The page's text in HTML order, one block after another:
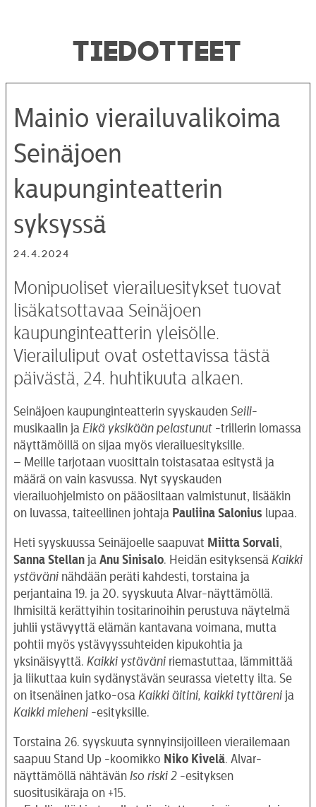
TIEDOTTEET
Mainio vierailuvalikoima
Seinäjoen
kaupunginteatterin
syksyssä
24.4.2024
Monipuoliset vierailuesitykset tuovat
lisäkatsottavaa Seinäjoen
kaupunginteatterin yleisölle.
Vierailuliput ovat ostettavissa tästä
päivästä, 24. huhtikuuta alkaen.
Seinäjoen kaupunginteatterin syyskauden Seili-
musikaalin ja Eikä yksikään pelastunut -trillerin lomassa
näyttämöillä on sijaa myös vierailuesityksille.
– Meille tarjotaan vuosittain toistasataa esitystä ja
määrä on vain kasvussa. Nyt syyskauden
vierailuohjelmisto on pääosiltaan valmistunut, lisääkin
on luvassa, taiteellinen johtaja Pauliina Salonius lupaa.
Heti syyskuussa Seinäjoelle saapuvat Miitta Sorvali,
Sanna Stellan ja Anu Sinisalo. Heidän esityksensä Kaikki
ystäväni nähdään peräti kahdesti, torstaina ja
perjantaina 19. ja 20. syyskuuta Alvar-näyttämöllä.
Ihmisiltä kerättyihin tositarinoihin perustuva näytelmä
juhlii ystävyyttä elämän kantavana voimana, mutta
pohtii myös ystävyyssuhteiden kipukohtia ja
yksinäisyyttä. Kaikki ystäväni riemastuttaa, lämmittää
ja liikuttaa kuin sydänystävän seurassa vietetty ilta. Se
on itsenäinen jatko-osa Kaikki äitini, kaikki tyttäreni ja
Kaikki mieheni -esityksille.
Torstaina 26. syyskuuta synnyinsijoilleen vierailemaan
saapuu Stand Up -koomikko Niko Kivelä. Alvar-
näyttämöllä nähtävän Iso riski 2 -esityksen
suositusikäraja on +15.